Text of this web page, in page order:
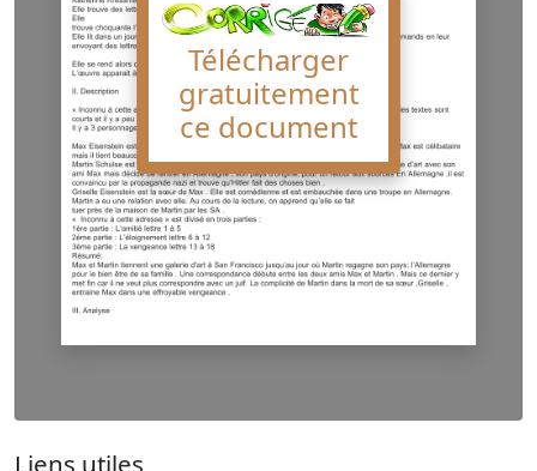
Télécharger
gratuitement
ce document
Liens utiles